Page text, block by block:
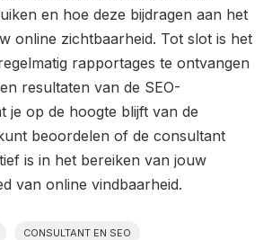
en hoe deze bijdragen aan het
online zichtbaarheid. Tot slot is het
rapportages te ontvangen
resultaten van de SEO-
je op de hoogte blijft van de
beoordelen of de consultant
is in het bereiken van jouw
van online vindbaarheid.
CONSULTANT EN SEO